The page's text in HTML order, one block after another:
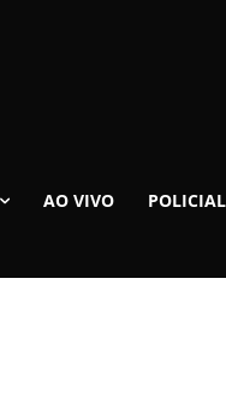
AO VIVO POLICIAL